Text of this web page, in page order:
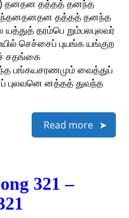
தனதன தத்தத் தனந்த
தத்தத் தனந்த
தரம்பெ றும்பலபுலவர்
செச்சைப் புயங்க யங்குற
சதங்கை
பங்கயசரணமும் வைத்துப்
புலவனெ னத்தத் துவந்த
Read more
321 –